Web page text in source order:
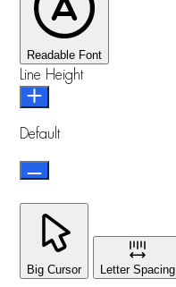
Readable Font
Line Height
Default
Big Cursor Letter Spacing